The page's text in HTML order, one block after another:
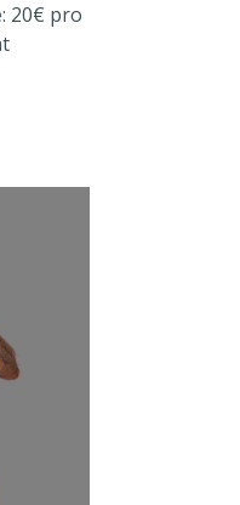
20€ pro